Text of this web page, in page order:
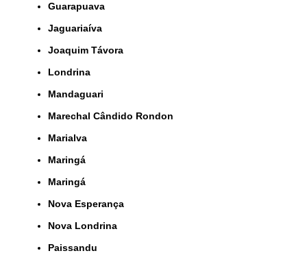
Guarapuava
Jaguariaíva
Joaquim Távora
Londrina
Mandaguari
Marechal Cândido Rondon
Marialva
Maringá
Maringá
Nova Esperança
Nova Londrina
Paissandu